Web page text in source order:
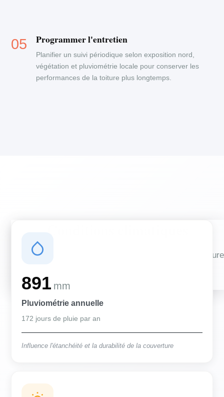
Programmer l'entretien
Planifier un suivi périodique selon exposition nord,
végétation et pluviométrie locale pour conserver les
performances de la toiture plus longtemps.
Des conditions qui influencent vos travaux de couverture
891 mm
Pluviométrie annuelle
172 jours de pluie par an
Influence l'étanchéité et la durabilité de la couverture